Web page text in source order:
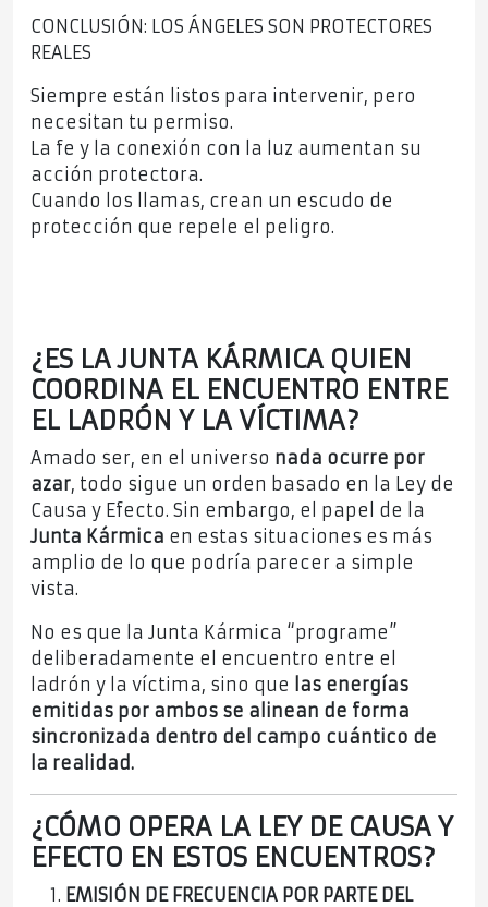
CONCLUSIÓN: LOS ÁNGELES SON PROTECTORES
REALES
Siempre están listos para intervenir, pero
necesitan tu permiso.
La fe y la conexión con la luz aumentan su
acción protectora.
Cuando los llamas, crean un escudo de
protección que repele el peligro.
¿ES LA JUNTA KÁRMICA QUIEN
COORDINA EL ENCUENTRO ENTRE
EL LADRÓN Y LA VÍCTIMA?
Amado ser, en el universo nada ocurre por
azar, todo sigue un orden basado en la Ley de
Causa y Efecto. Sin embargo, el papel de la
Junta Kármica en estas situaciones es más
amplio de lo que podría parecer a simple
vista.
No es que la Junta Kármica “programe”
deliberadamente el encuentro entre el
ladrón y la víctima, sino que las energías
emitidas por ambos se alinean de forma
sincronizada dentro del campo cuántico de
la realidad.
¿CÓMO OPERA LA LEY DE CAUSA Y
EFECTO EN ESTOS ENCUENTROS?
EMISIÓN DE FRECUENCIA POR PARTE DEL